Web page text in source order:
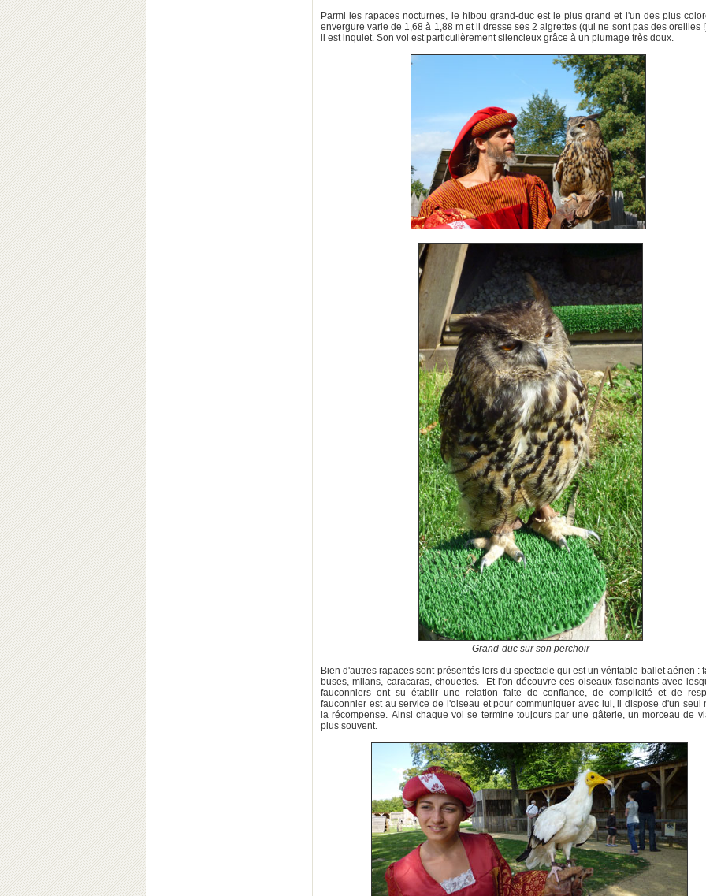
Parmi les rapaces nocturnes, le hibou grand-duc est le plus grand et l'un des plus
envergure varie de 1,68 à 1,88 m et il dresse ses 2 aigrettes (qui ne sont pas des oreilles
il est inquiet. Son vol est particulièrement silencieux grâce à un plumage très doux.
Grand-duc sur son perchoir
Bien d'autres rapaces sont présentés lors du spectacle qui est un véritable ballet aérien :
buses, milans, caracaras, chouettes. Et l'on découvre ces oiseaux fascinants avec
fauconniers ont su établir une relation faite de confiance, de complicité et de
fauconnier est au service de l'oiseau et pour communiquer avec lui, il dispose d'un seul
la récompense. Ainsi chaque vol se termine toujours par une gâterie, un morceau de
plus souvent.